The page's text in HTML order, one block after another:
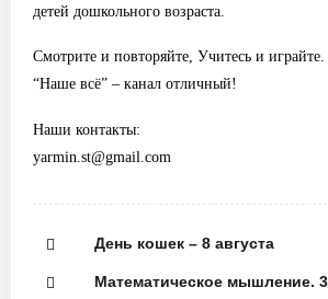
детей дошкольного возраста.
Смотрите и повторяйте, Учитесь и
“Наше всё” – канал отличный!
Наши контакты:
yarmin.st@gmail.com
День кошек – 8 августа
Математическое мышление.